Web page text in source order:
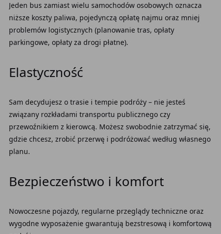
Jeden bus zamiast wielu samochodów osobowych oznacza
niższe koszty paliwa, pojedynczą opłatę najmu oraz mniej
problemów logistycznych (planowanie tras, opłaty
parkingowe, opłaty za drogi płatne).
Elastyczność
Sam decydujesz o trasie i tempie podróży – nie jesteś
związany rozkładami transportu publicznego czy
przewoźnikiem z kierowcą. Możesz swobodnie zatrzymać się,
gdzie chcesz, zrobić przerwę i podróżować według własnego
planu.
Bezpieczeństwo i komfort
Nowoczesne pojazdy, regularne przeglądy techniczne oraz
wygodne wyposażenie gwarantują bezstresową i komfortową